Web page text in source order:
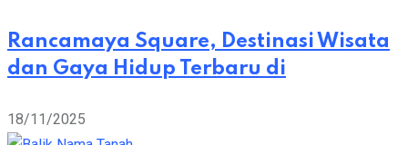
Rancamaya Square, Destinasi Wisata
dan Gaya Hidup Terbaru di
18/11/2025